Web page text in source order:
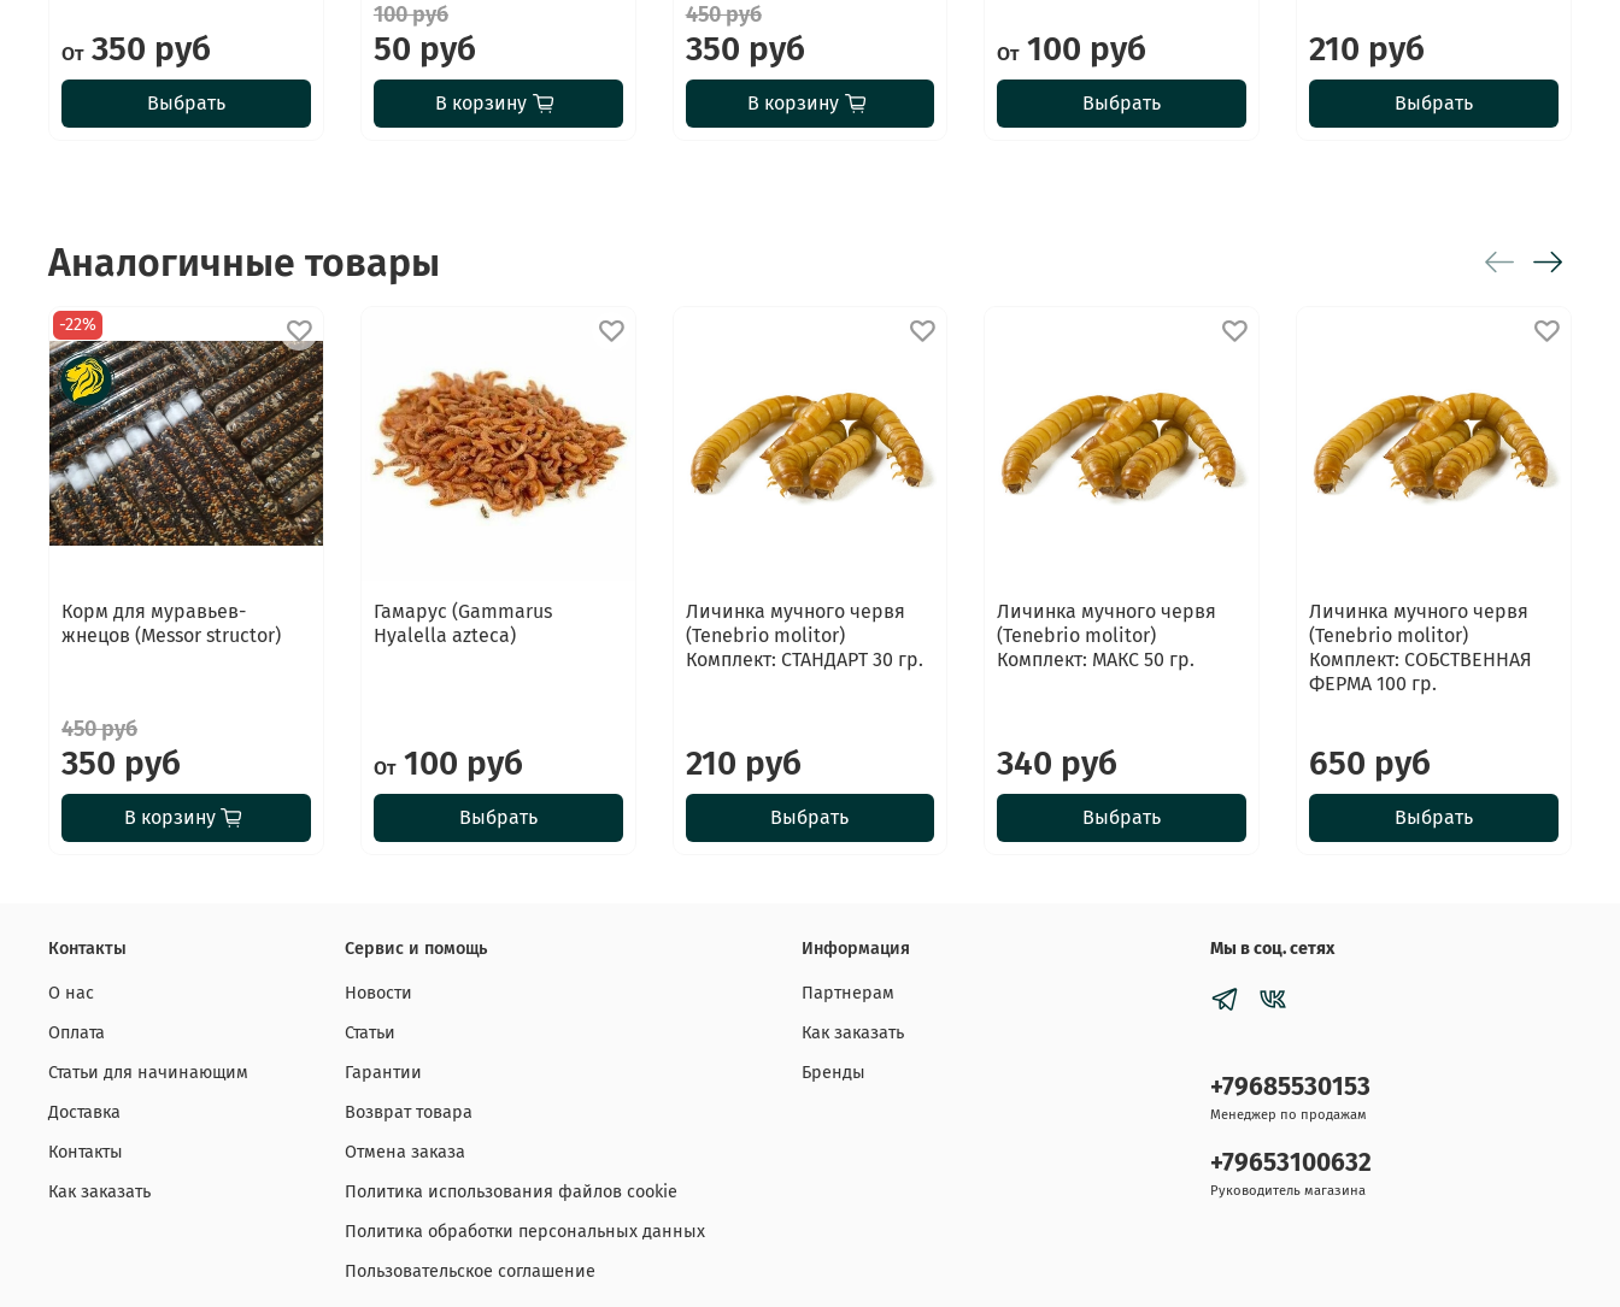
От350 руб
Выбрать
100 руб
50 руб
В корзину
450 руб
350 руб
В корзину
От100 руб
Выбрать
210 руб
Выбрать
Аналогичные товары
-22%
Корм для муравьев-
жнецов (Messor structor)
450 руб
350 руб
В корзину
Гамарус (Gammarus
Hyalella azteca)
От100 руб
Выбрать
Личинка мучного червя
(Tenebrio molitor)
Комплект: СТАНДАРТ 30 гр.
210 руб
Выбрать
Личинка мучного червя
(Tenebrio molitor)
Комплект: МАКС 50 гр.
340 руб
Выбрать
Личинка мучного червя
(Tenebrio molitor)
Комплект: СОБСТВЕННАЯ
ФЕРМА 100 гр.
650 руб
Выбрать
Контакты
О нас
Оплата
Статьи для начинающим
Доставка
Контакты
Как заказать
Сервис и помощь
Новости
Статьи
Гарантии
Возврат товара
Отмена заказа
Политика использования файлов cookie
Политика обработки персональных данных
Пользовательское соглашение
Информация
Партнерам
Как заказать
Бренды
Мы в соц. сетях
+79685530153
Менеджер по продажам
+79653100632
Руководитель магазина